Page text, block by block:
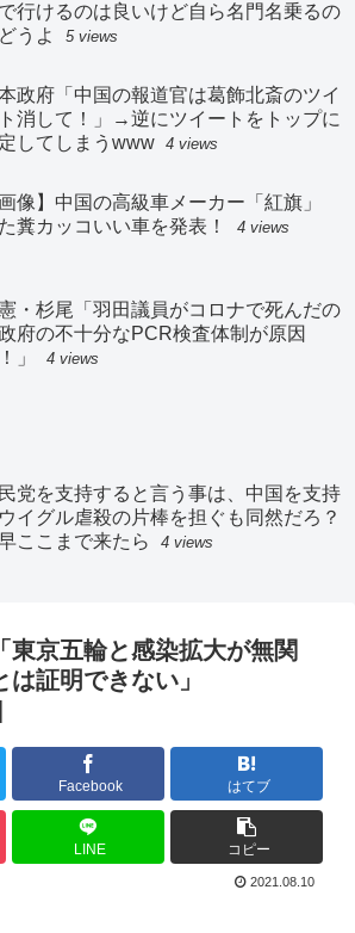
行けるのは良いけど自ら名門名乗るの
うよ
5 views
政府「中国の報道官は葛飾北斎のツイ
消して！」→逆にツイートをトップに
してしまうwww
4 views
画像】中国の高級車メーカー「紅旗」
糞カッコいい車を発表！
4 views
・杉尾「羽田議員がコロナで死んだの
府の不十分なPCR検査体制が原因
」
4 views
党を支持すると言う事は、中国を支持
イグル虐殺の片棒を担ぐも同然だろ？
ここまで来たら
4 views
東京五輪と感染拡大が無関
証明できない」
Facebook はてブ
LINE コピー
2021.08.10